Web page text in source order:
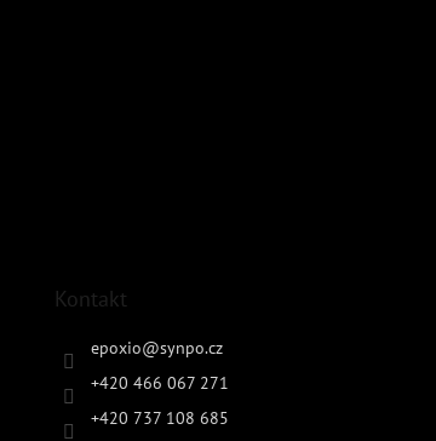
Kontakt
epoxio@synpo.cz
+420 466 067 271
+420 737 108 685